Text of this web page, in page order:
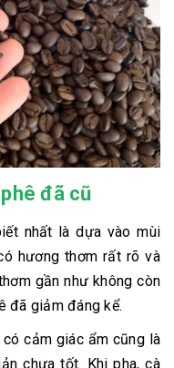
đã cũ
nhất là dựa vào mùi
hương thơm rất rõ và
gần như không còn
đã giảm đáng kể.
cảm giác ẩm cũng là
chưa tốt. Khi pha, cà